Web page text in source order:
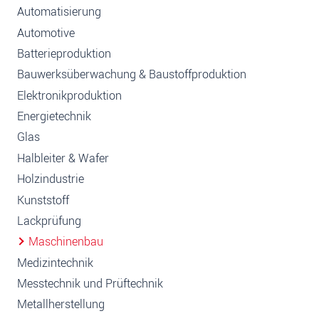
Automatisierung
Automotive
Batterieproduktion
Bauwerksüberwachung & Baustoffproduktion
Elektronikproduktion
Energietechnik
Glas
Halbleiter & Wafer
Holzindustrie
Kunststoff
Lackprüfung
Maschinenbau
Medizintechnik
Messtechnik und Prüftechnik
Metallherstellung